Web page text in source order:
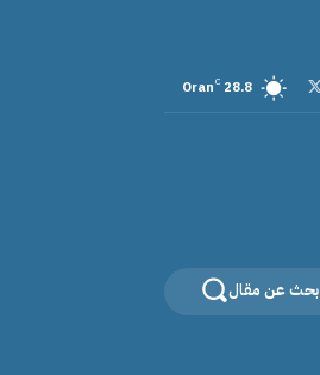
28.8
C
Oran
بحث عن مقال